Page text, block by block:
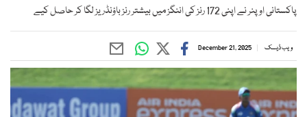
پاکستانی اوپنر نے اپنی 172 رنز کی اننگز میں بیشتر رنز باؤنڈریز لگا کر حاصل کیے
ویب ڈیسک December 21, 2025